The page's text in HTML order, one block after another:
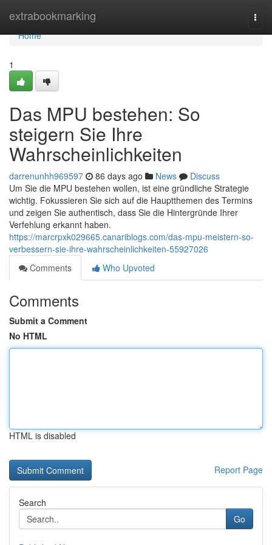
extrabookmarking
Home
Home
1
Das MPU bestehen: So
steigern Sie Ihre
Wahrscheinlichkeiten
darrenunhh969597 86 days ago News
Discuss
Um Sie die MPU bestehen wollen, ist eine gründliche Strategie
wichtig. Fokussieren Sie sich auf die Hauptthemen des Termins
und zeigen Sie authentisch, dass Sie die Hintergründe Ihrer
Verfehlung erkannt haben.
https://marcrpxk029665.canariblogs.com/das-mpu-meistern-so-
verbessern-sie-ihre-wahrscheinlichkeiten-55927026
Comments
Who Upvoted
Comments
Submit a Comment
No HTML
HTML is disabled
Report Page
Search
Go